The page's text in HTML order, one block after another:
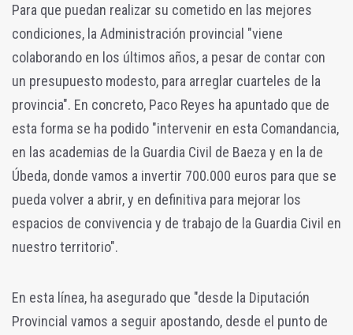
Para que puedan realizar su cometido en las mejores
condiciones, la Administración provincial "viene
colaborando en los últimos años, a pesar de contar con
un presupuesto modesto, para arreglar cuarteles de la
provincia". En concreto, Paco Reyes ha apuntado que de
esta forma se ha podido "intervenir en esta Comandancia,
en las academias de la Guardia Civil de Baeza y en la de
Úbeda, donde vamos a invertir 700.000 euros para que se
pueda volver a abrir, y en definitiva para mejorar los
espacios de convivencia y de trabajo de la Guardia Civil en
nuestro territorio".
En esta línea, ha asegurado que "desde la Diputación
Provincial vamos a seguir apostando, desde el punto de